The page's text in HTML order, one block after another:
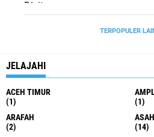
Disita
TERPOPULER
JELAJAHI
ACEH TIMUR
(1)
(1)
ARAFAH
(2)
(14)